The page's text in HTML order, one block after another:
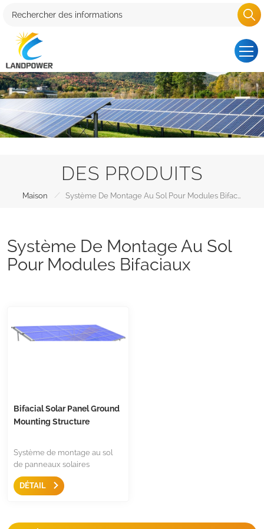
DES PRODUITS
Maison / Système De Montage Au Sol Pour Modules Bifaciaux
Système De Montage Au Sol
Pour Modules Bifaciaux
Bifacial Solar Panel Ground
Mounting Structure
Système de montage au sol
de panneaux solaires
bifaciaux est conçu pour
contenir des panneaux
panneaux dans tous les angles
DÉTAIL